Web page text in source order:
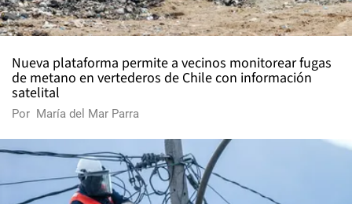
Nueva plataforma permite a vecinos monitorear fugas
de metano en vertederos de Chile con información
satelital
Por María del Mar Parra